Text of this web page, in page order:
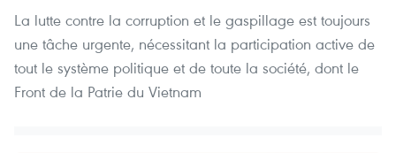
La lutte contre la corruption et le gaspillage est toujours
une tâche urgente, nécessitant la participation active de
tout le système politique et de toute la société, dont le
Front de la Patrie du Vietnam